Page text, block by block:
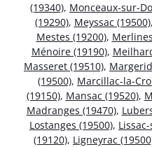
(19340), Monceaux-sur-
(19290), Meyssac (19500),
Mestes (19200),
Ménoire (19190),
Masseret (19510),
(19500), Marcillac-la-
(19150), Mansac (19520),
Madranges (19470),
Lostanges (19500),
(19120), Ligneyrac